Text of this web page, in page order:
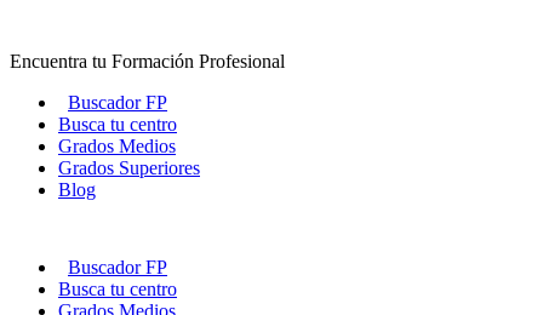
contenido
Encuentra tu Formación Profesional
Buscador FP
Busca tu centro
Grados Medios
Grados Superiores
Blog
Buscador FP
Busca tu centro
Grados Medios